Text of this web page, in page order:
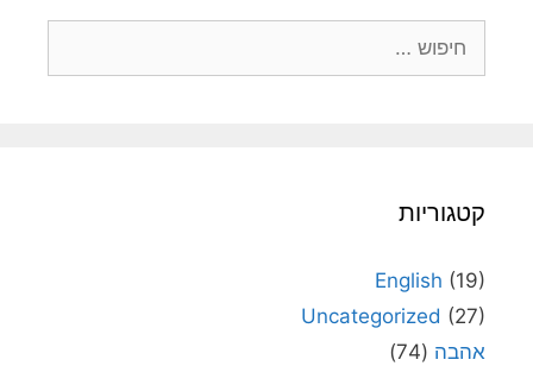
קטגוריות
English (19)
Uncategorized (27)
אהבה (74)